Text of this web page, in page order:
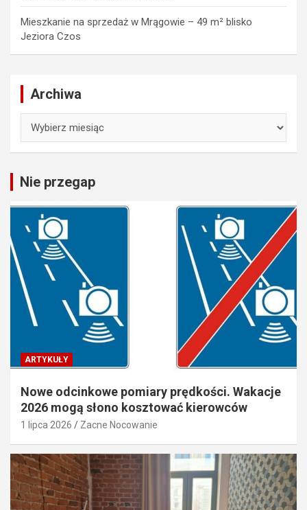
Mieszkanie na sprzedaż w Mrągowie – 49 m² blisko
Jeziora Czos
Archiwa
Nie przegap
ARTYKUŁY
Nowe odcinkowe pomiary prędkości. Wakacje
2026 mogą słono kosztować kierowców
1 lipca 2026 Zacne Nocowanie